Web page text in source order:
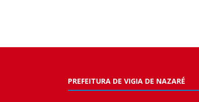
PREFEITURA DE VIGIA DE NAZARÉ